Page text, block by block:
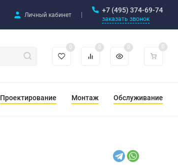
Личный кабинет
+7 (495) 374-69-74
заказать звонок
0 0 0 0
Проектирование Монтаж Обслуживание